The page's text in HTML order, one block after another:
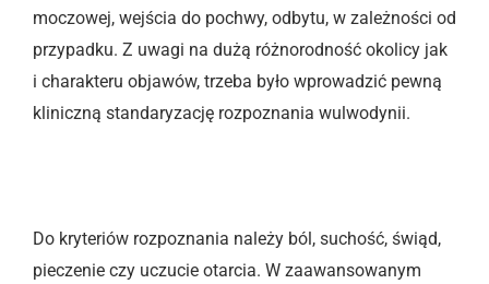
moczowej, wejścia do pochwy, odbytu, w zależności od
przypadku. Z uwagi na dużą różnorodność okolicy jak
i charakteru objawów, trzeba było wprowadzić pewną
kliniczną standaryzację rozpoznania wulwodynii.
Do kryteriów rozpoznania należy ból, suchość, świąd,
pieczenie czy uczucie otarcia. W zaawansowanym